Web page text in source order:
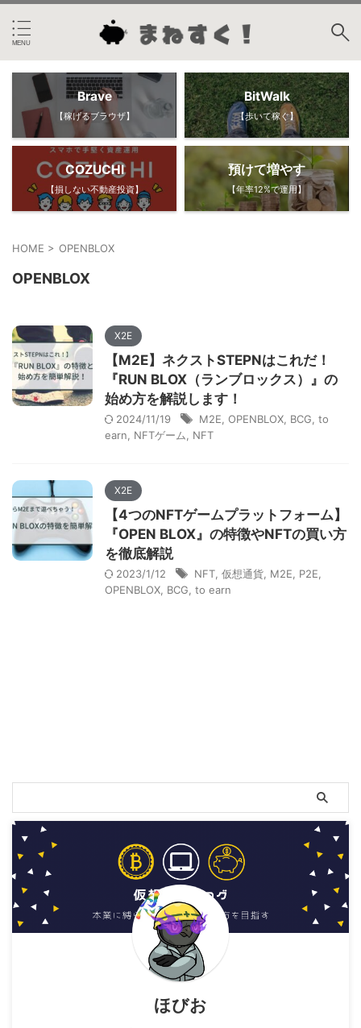
Brave
【稼げるブラウザ】
BitWalk
【歩いて稼ぐ】
COZUCHI
【損しない不動産投資】
預けて増やす
【年率12%で運用】
HOME > OPENBLOX
OPENBLOX
X2E
【M2E】ネクストSTEPNはこれだ！
『RUN BLOX（ランブロックス）』の
始め方を解説します！
2024/11/19 M2E OPENBLOX BCG to
earn
NFTゲーム NFT
X2E
【4つのNFTゲームプラットフォーム】
『OPEN BLOX』の特徴やNFTの買い方
を徹底解説
2023/1/12 NFT 仮想通貨 M2E P2E
OPENBLOX BCG to earn
ほびお